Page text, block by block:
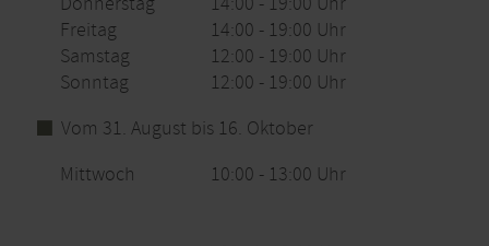
Freitag
14:00 - 19:00 Uhr
Samstag
12:00 - 19:00 Uhr
Sonntag
12:00 - 19:00 Uhr
Vom 31. August bis 16. Oktober
Mittwoch
10:00 - 13:00 Uhr